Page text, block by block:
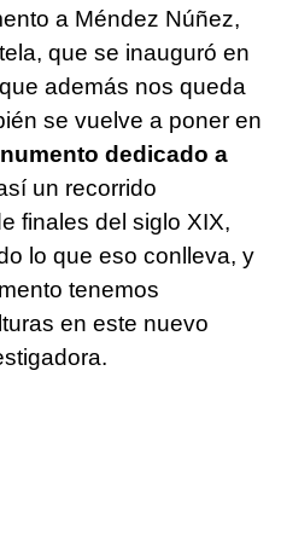
a Méndez Núñez,
que se inauguró en
además nos queda
se vuelve a poner en
dedicado a
un recorrido
finales del siglo XIX,
lo que eso conlleva, y
tenemos
en este nuevo